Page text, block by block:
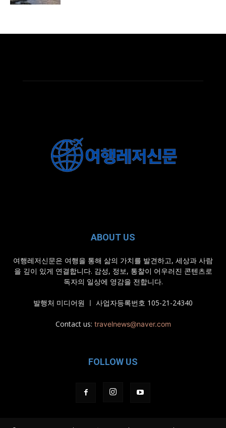
ABOUT US
여행레저신문은 여행을 통해 삶의 가치를 발견하고, 세상과 사람
을 깊이 있게 연결합니다. 감성, 정보, 통찰이 어우러진 콘텐츠로
독자의 일상에 영감을 전합니다.
발행처 미디어원 ㅣ 사업자등록번호 105-21-24340
Contact us: travelnews@naver.com
FOLLOW US